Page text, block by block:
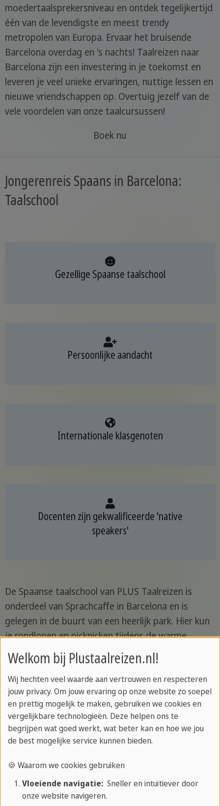
moedertaalsprekersniveau en ontdek tegelijkertijd
één van de levendigste en meest trendy
metropolen van Europa. Ervaar het bruisende
Barcelona overdag en 's nachts! Taalreizen naar
Barcelona zijn een investering in je toekomst en
leveren je veel unieke ervaringen, nuttige lessen en
nieuwe vriendschappen op. Overtuig jezelf van de
vele voordelen van onze taalcursussen!
Boek nu
Jongerenreis Spaans in Barcelona:
Taalschool
Gezellige Spaanse taalschool
Persoonlijke aandacht
Internationale klasgenoten
Docenten zijn gekwalificeerde 'native
speakers'
De Spaanse taalschool van PLUS Taalreizen is
onderdeel van Sprachcaffe in Barcelona en is
gelegen in de buurt van een heerlijk park. Hier kun
je rondlopen en picknicken tijdens de warme
Spaanse zomer. Ook is er een city beach en
winkelcentrum vlakbij.
Onze school is een echte oase van rust te midden
van de drukte van het Spaanse leven, waar jonge
mensen hun Spaans kunnen bijspijkeren of gewoon
kunnen ontspannen tijdens hun taalstudieverblijf.
Begeleiding
Speciaal voor jou zijn er opgeleide, enthousiaste
Welkom bij Plustaalreizen.nl!
Wij hechten veel waarde aan vertrouwen en respecteren
jouw privacy. Om jouw ervaring op onze website zo soepel
en prettig mogelijk te maken, gebruiken we cookies en
vergelijkbare technologieën. Deze helpen ons te
begrijpen wat goed werkt, wat beter kan en hoe we jou
de best mogelijke service kunnen bieden.
🍪 Waarom we cookies gebruiken
Vloeiende navigatie:Sneller en intuïtiever door
onze website navigeren.